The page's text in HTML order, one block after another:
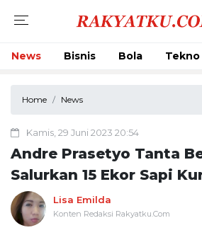
News Bisnis Bola Tekno
Home News
Kamis, 29 Juni 2023 20:54
Andre Prasetyo Tanta
Salurkan 15 Ekor Sapi
Lisa Emilda
Konten Redaksi Rakyatku.Com